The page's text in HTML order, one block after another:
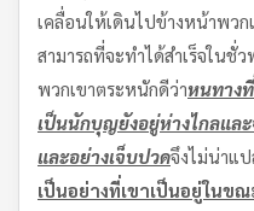
เคลื่อนให้เดินไปข้างหน้าพว
สามารถที่จะทำได้สำเร็จในชั่
พวกเขาตระหนักดีว่าหนทาง
เป็นนักบุญยังอยู่ห่างไกลแล
และอย่างเจ็บปวดจึงไม่น่าแป
เป็นอย่างที่เขาเป็นอยู่ในขณ